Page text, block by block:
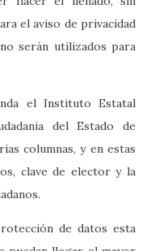
el aviso de privacidad
serán utilizados para
el Instituto Estatal
del Estado de
columnas, y en estas
clave de elector y la
de datos esta